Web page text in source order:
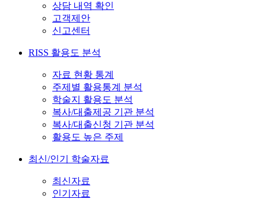
상담 내역 확인
고객제안
신고센터
RISS 활용도 분석
자료 현황 통계
주제별 활용통계 분석
학술지 활용도 분석
복사/대출제공 기관 분석
복사/대출신청 기관 분석
활용도 높은 주제
최신/인기 학술자료
최신자료
인기자료